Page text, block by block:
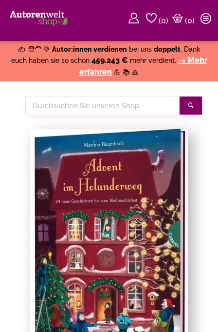
(0)
(0)
✍️ 🧑‍🦱 💚 Autor:innen verdienen bei uns doppelt. Dank
euch haben sie so schon 459.243 € mehr verdient. → Mehr
erfahren 💪 📚 🙏
Durchsuchen
Sie
Shop